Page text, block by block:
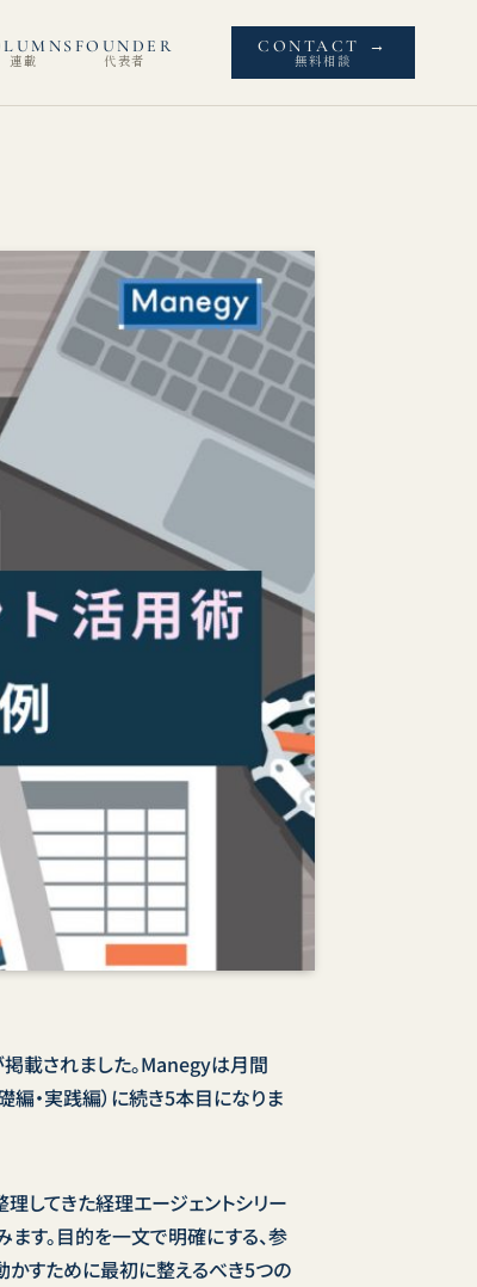
連載
FOUNDER
代表者
CONTACT →
無料相談
掲載されました。Manegyは月間
編・実践編）に続き5本目になりま
してきた経理エージェントシリー
す。目的を一文で明確にする、参
かすために最初に整えるべき5つの